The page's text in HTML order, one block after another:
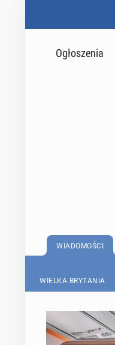
Ogłoszenia
WIADOMOŚCI
WIELKA BRYTANIA